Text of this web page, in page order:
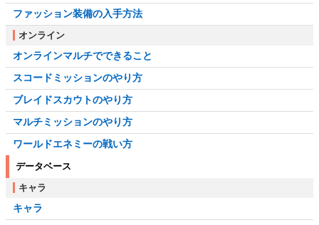
ファッション装備の入手方法
オンライン
オンラインマルチでできること
スコードミッションのやり方
ブレイドスカウトのやり方
マルチミッションのやり方
ワールドエネミーの戦い方
データベース
キャラ
キャラ